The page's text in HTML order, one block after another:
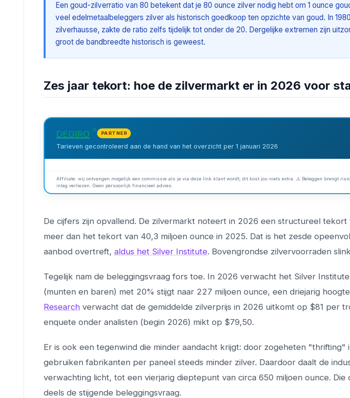
Een goud-zilverratio van 80 betekent dat je 80 ounce zilver nodig hebt om 1 ounce
veel edelmetaalbeleggers zilver als historisch goedkoop ten opzichte van goud. In
zilverhausse, zakte de ratio zelfs tijdelijk tot onder de 20. Dergelijke extremen zijn
groot de bandbreedte historisch is geweest.
Zes jaar tekort: hoe de zilvermarkt er in 2026 voor
DEGIRO PARTNER
Tarieven gecontroleerd aan de hand van het overzicht per 1 januari 2026
Affiliate: wij ontvangen mogelijk een commissie als je via deze link klant wordt; dit kost jou niets extra. ⚠️ Beleggen brengt
inleg verliezen. Geen persoonlijk financieel advies.
De cijfers zijn opvallend. De zilvermarkt noteert in 2026 een structureel tekort
meer dan het tekort van 40,3 miljoen ounce in 2025. Dat is het zesde
aanbod overtreft, aldus het Silver Institute. Bovengrondse zilvervoorraden
Tegelijk nam de beleggingsvraag fors toe. In 2026 verwacht het Silver
(munten en baren) met 20% stijgt naar 227 miljoen ounce, een driejarig
Research verwacht dat de gemiddelde zilverprijs in 2026 uitkomt op $81 per
enquete onder analisten (begin 2026) mikt op $79,50.
Er is ook een tegenwind die minder aandacht krijgt: door zogeheten "thrifting"
gebruiken fabrikanten per paneel steeds minder zilver. Daardoor daalt de
verwachting licht, tot een vierjarig dieptepunt van circa 650 miljoen ounce.
deels de stijgende beleggingsvraag.